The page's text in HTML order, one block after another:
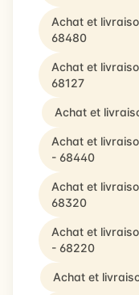
Achat et
68480
Achat et
68127
Achat et
Achat et
- 68440
Achat et
68320
Achat et
- 68220
Achat et